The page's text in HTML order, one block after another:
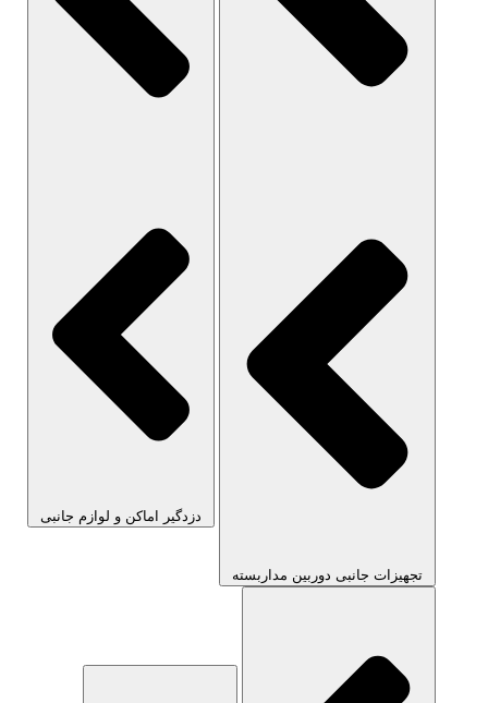
تجهیزات جانبی دوربین مداربسته
دزدگیر اماکن و لوازم جانبی